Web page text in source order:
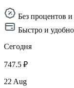
Без процентов
Быстро и
Сегодня
747.5 ₽
22 Aug